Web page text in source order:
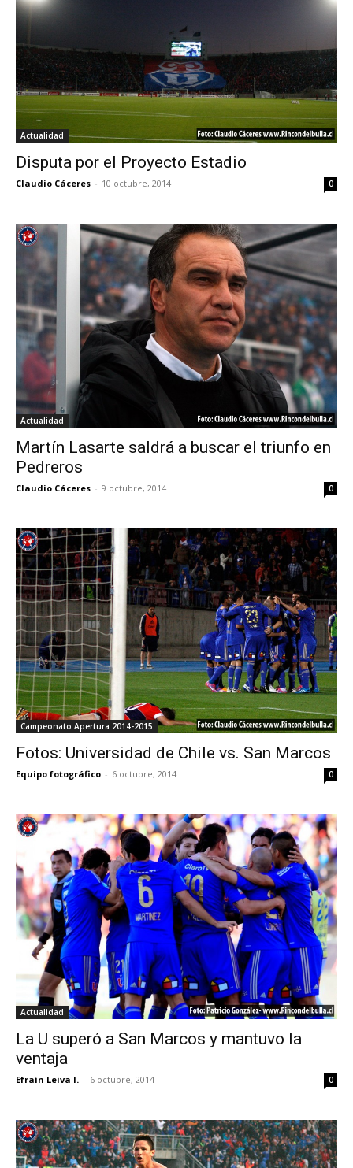
Actualidad
Disputa por el Proyecto Estadio
Claudio Cáceres - 10 octubre, 2014 0
Actualidad
Martín Lasarte saldrá a buscar el triunfo en
Pedreros
Claudio Cáceres - 9 octubre, 2014 0
Campeonato Apertura 2014-2015
Fotos: Universidad de Chile vs. San Marcos
Equipo fotográfico - 6 octubre, 2014 0
Actualidad
La U superó a San Marcos y mantuvo la
ventaja
Efraín Leiva I. - 6 octubre, 2014 0